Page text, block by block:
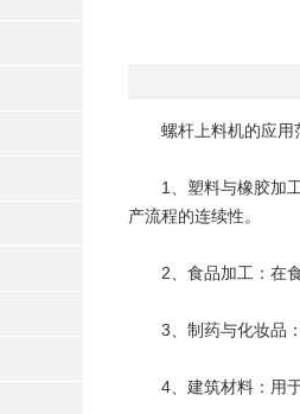
螺杆上料机的应用范
‌1、塑料与橡胶加工‌
产流程的连续性。
‌2、食品加工‌：在食
‌3、制药与化妆品‌：
‌4、建筑材料‌：用于